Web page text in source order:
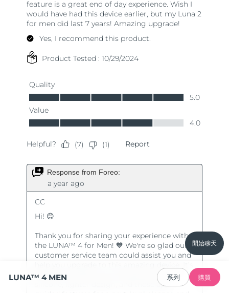
開始聊天
LUNA™ 4 MEN 系列 購買